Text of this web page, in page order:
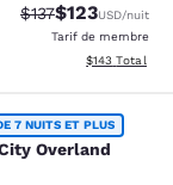
Tarif barré :
$137Tarif réduit :
$123USD/nuit
Tarif de membre
Afficher les
$143 Total
City
7 NUITS ET PLUS
Overland